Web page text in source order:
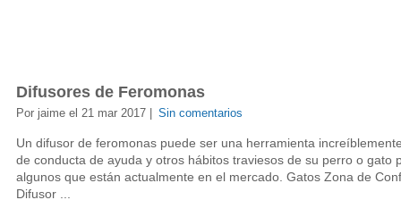
Difusores de Feromonas
Por jaime el 21 mar 2017 | Sin comentarios
Un difusor de feromonas puede ser una herramienta
de conducta de ayuda y otros hábitos traviesos de su perro o gato
algunos que están actualmente en el mercado. Gatos Zona de
Difusor ...